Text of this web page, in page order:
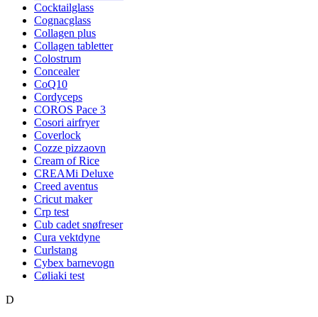
Cocktailglass
Cognacglass
Collagen plus
Collagen tabletter
Colostrum
Concealer
CoQ10
Cordyceps
COROS Pace 3
Cosori airfryer
Coverlock
Cozze pizzaovn
Cream of Rice
CREAMi Deluxe
Creed aventus
Cricut maker
Crp test
Cub cadet snøfreser
Cura vektdyne
Curlstang
Cybex barnevogn
Cøliaki test
D